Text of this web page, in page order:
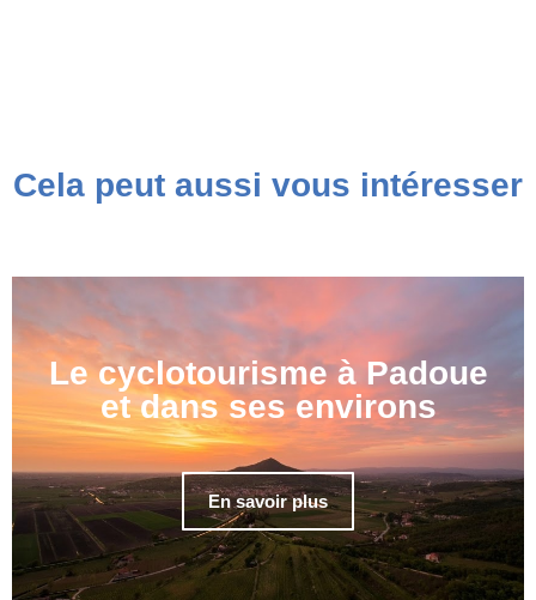
Cela peut aussi vous intéresser
Le cyclotourisme à Padoue
et dans ses environs
En savoir plus